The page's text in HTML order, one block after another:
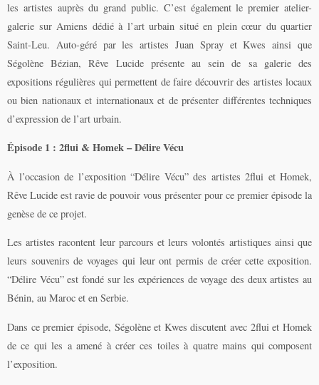
les artistes auprès du grand public. C’est également le premier atelier-
galerie sur Amiens dédié à l’art urbain situé en plein cœur du quartier
Saint-Leu. Auto-géré par les artistes Juan Spray et Kwes ainsi que
Ségolène Bézian, Rêve Lucide présente au sein de sa galerie des
expositions régulières qui permettent de faire découvrir des artistes locaux
ou bien nationaux et internationaux et de présenter différentes techniques
d’expression de l’art urbain.
Épisode 1 : 2flui & Homek – Délire Vécu
À l’occasion de l’exposition “Délire Vécu” des artistes 2flui et Homek,
Rêve Lucide est ravie de pouvoir vous présenter pour ce premier épisode la
genèse de ce projet.
Les artistes racontent leur parcours et leurs volontés artistiques ainsi que
leurs souvenirs de voyages qui leur ont permis de créer cette exposition.
“Délire Vécu” est fondé sur les expériences de voyage des deux artistes au
Bénin, au Maroc et en Serbie.
Dans ce premier épisode, Ségolène et Kwes discutent avec 2flui et Homek
de ce qui les a amené à créer ces toiles à quatre mains qui composent
l’exposition.